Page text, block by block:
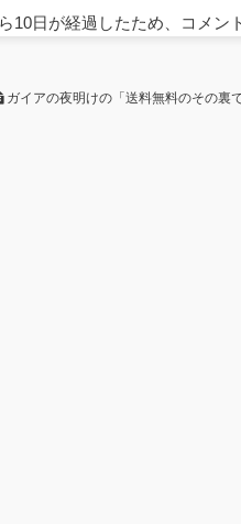
10日が経過したため、コメン
ガイアの夜明けの「送料無料のその